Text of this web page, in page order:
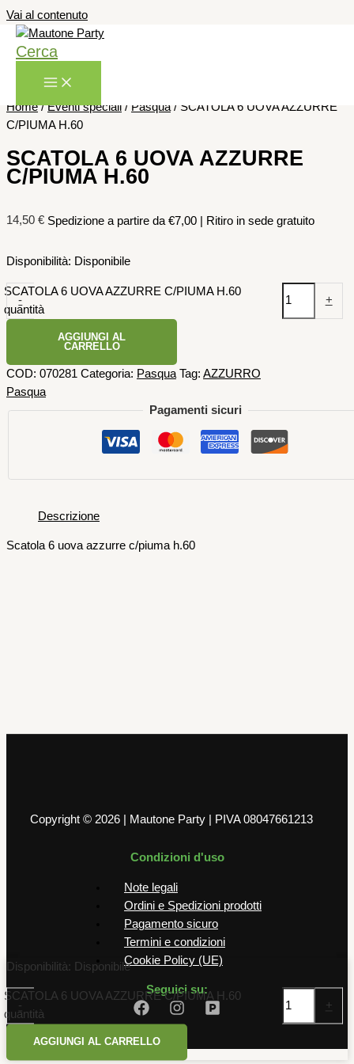
Vai al contenuto
Cerca
Home/Eventi speciali / Pasqua / SCATOLA 6 UOVA AZZURRE
C/PIUMA H.60
SCATOLA 6 UOVA AZZURRE
C/PIUMA H.60
14,50 € Spedizione a partire da €7,00 | Ritiro in sede gratuito
Disponibilità: Disponibile
-
SCATOLA 6 UOVA AZZURRE C/PIUMA H.60
quantità
+
AGGIUNGI AL
CARRELLO
COD: 070281 Categoria: Pasqua Tag: AZZURRO
Pasqua
Pagamenti sicuri
Descrizione
Scatola 6 uova azzurre c/piuma h.60
Copyright © 2026 | Mautone Party | PIVA 08047661213
Condizioni d'uso
Note legali
Ordini e Spedizioni prodotti
Pagamento sicuro
Termini e condizioni
Cookie Policy (UE)
Seguici su:
Disponibilità: Disponibile
-
SCATOLA 6 UOVA AZZURRE C/PIUMA H.60
quantità
+
AGGIUNGI AL CARRELLO